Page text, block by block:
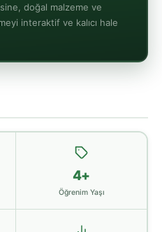
doğal malzeme ve
interaktif ve kalıcı hale
4+
Öğrenim Yaşı